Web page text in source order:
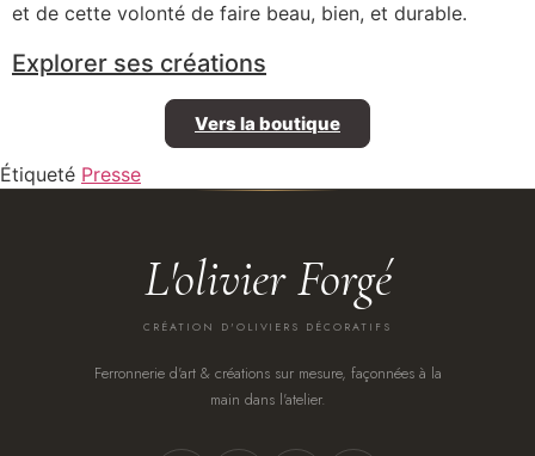
et de cette volonté de faire beau, bien, et durable.
Explorer ses créations
Vers la boutique
Étiqueté Presse
L'olivier Forgé
CRÉATION D'OLIVIERS DÉCORATIFS
Ferronnerie d'art & créations sur mesure, façonnées à la
main dans l'atelier.